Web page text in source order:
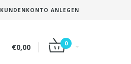
KUNDENKONTO ANLEGEN
€0,00 0